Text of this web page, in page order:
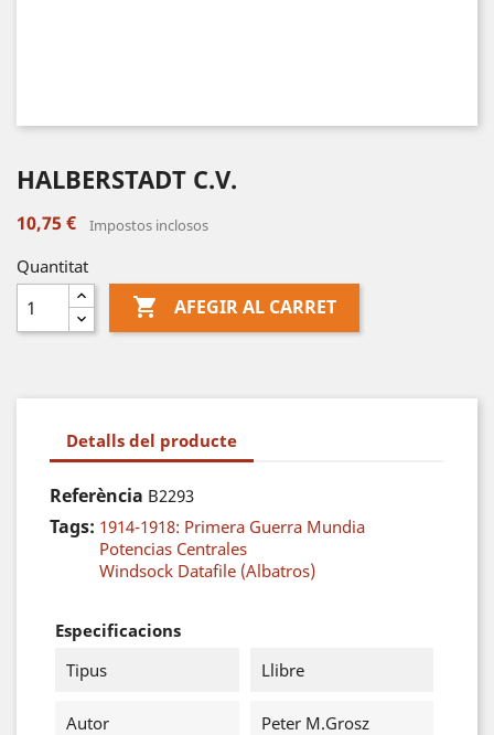
HALBERSTADT C.V.
10,75 € Impostos inclosos
Quantitat
 AFEGIR AL CARRET
Detalls del producte
Referència B2293
Tags: 1914-1918: Primera Guerra Mundia
Potencias Centrales
Windsock Datafile (Albatros)
Especificacions
Tipus
Llibre
Autor Peter M.Grosz